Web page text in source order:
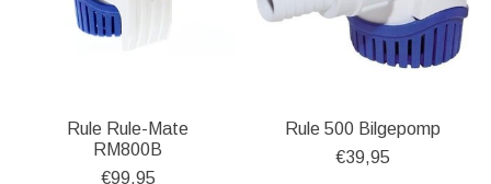
Rule Rule-Mate
RM800B
€99,95
Rule 500 Bilgepomp
€39,95